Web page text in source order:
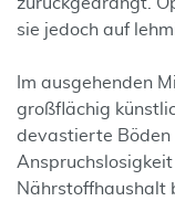
sie jedoch auf
Im ausgehenden
großflächig
devastierte Böden
Nährstoffhaushalt